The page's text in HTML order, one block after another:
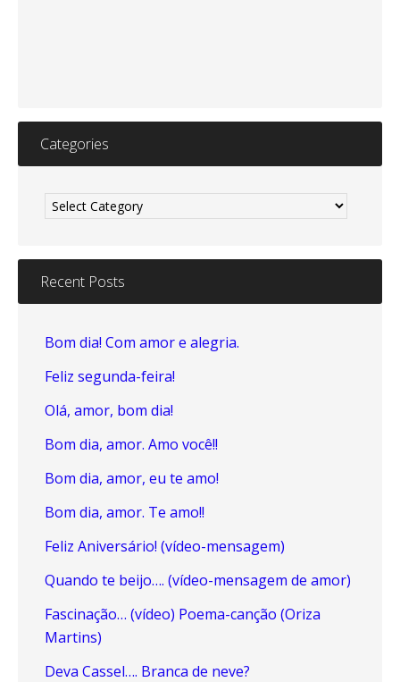
Categories
Recent Posts
Bom dia! Com amor e alegria.
Feliz segunda-feira!
Olá, amor, bom dia!
Bom dia, amor. Amo você!!
Bom dia, amor, eu te amo!
Bom dia, amor. Te amo!!
Feliz Aniversário! (vídeo-mensagem)
Quando te beijo…. (vídeo-mensagem de amor)
Fascinação… (vídeo) Poema-canção (Oriza
Martins)
Deva Cassel…. Branca de neve?